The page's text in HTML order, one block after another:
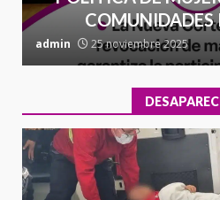
COMUNIDADES
admin 25 noviembre 2025